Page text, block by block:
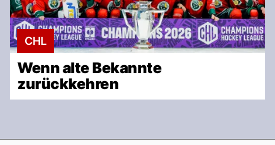
CHL
Wenn alte Bekannte
zurückkehren